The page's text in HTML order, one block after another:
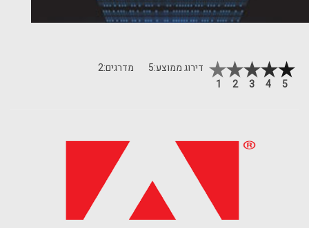
דירוג ממוצע:5 מדרגים:2
5
4
3
2
1